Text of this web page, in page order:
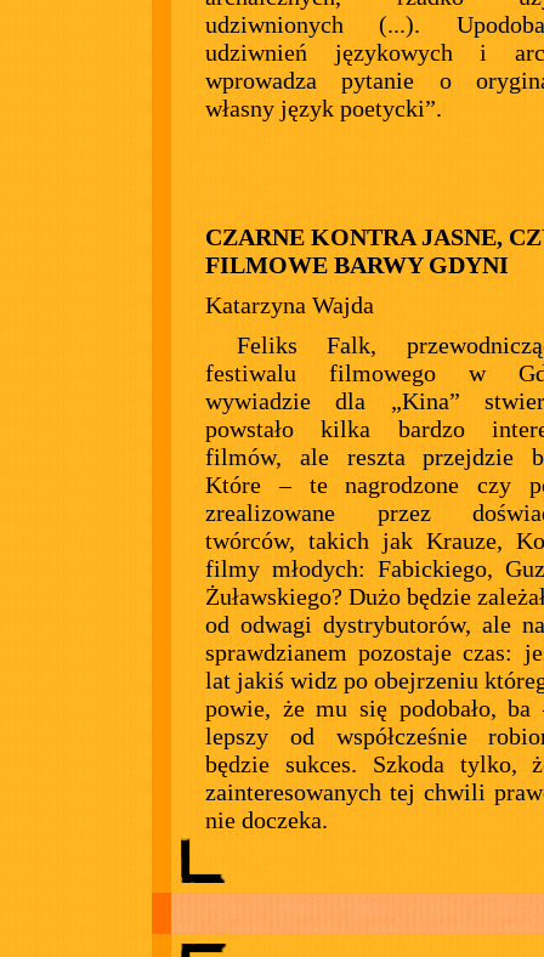
udziwnionych (...).
udziwnień językowych i
wprowadza pytanie o
własny język poetycki”.
CZARNE KONTRA JASNE,
FILMOWE BARWY GDYNI
Katarzyna Wajda
Feliks Falk,
festiwalu filmowego w
wywiadzie dla „Kina”
powstało kilka bardzo
filmów, ale reszta przejdzie
Które – te nagrodzone czy
zrealizowane przez
twórców, takich jak Krauze,
filmy młodych: Fabickiego,
Żuławskiego? Dużo będzie
od odwagi dystrybutorów, ale
sprawdzianem pozostaje czas:
lat jakiś widz po obejrzeniu
powie, że mu się podobało,
lepszy od współcześnie
będzie sukces. Szkoda tylko,
zainteresowanych tej chwili
nie doczeka.